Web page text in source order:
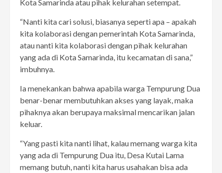
Kota Samarinda atau pihak kelurahan setempat.
“Nanti kita cari solusi, biasanya seperti apa – apakah
kita kolaborasi dengan pemerintah Kota Samarinda,
atau nanti kita kolaborasi dengan pihak kelurahan
yang ada di Kota Samarinda, itu kecamatan di sana,”
imbuhnya.
Ia menekankan bahwa apabila warga Tempurung Dua
benar-benar membutuhkan akses yang layak, maka
pihaknya akan berupaya maksimal mencarikan jalan
keluar.
“Yang pasti kita nanti lihat, kalau memang warga kita
yang ada di Tempurung Dua itu, Desa Kutai Lama
memang butuh, nanti kita harus usahakan bisa ada